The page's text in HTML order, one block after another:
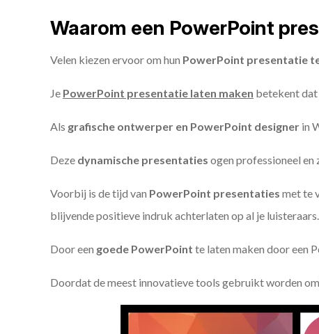
Waarom een PowerPoint
Velen kiezen ervoor om hun PowerPoint presentatie
Je PowerPoint presentatie laten maken betekent
Als grafische ontwerper en PowerPoint designer in
Deze dynamische presentaties ogen professioneel en
Voorbij is de tijd van PowerPoint presentaties met te
blijvende positieve indruk achterlaten op al je luisteraars.
Door een goede PowerPoint te laten maken door een
Doordat de meest innovatieve tools gebruikt worden